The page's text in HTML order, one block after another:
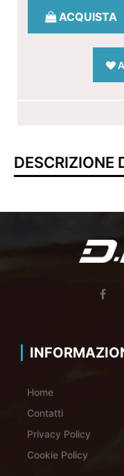
Quantità
ACQUISTA
DESCRIZIONE
Home
Contatti
Privacy Policy
Cookie Policy